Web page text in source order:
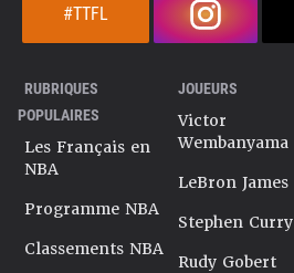
#TTFL
RUBRIQUES
POPULAIRES
Les Français en
NBA
Programme NBA
Classements NBA
JOUEURS
Victor
Wembanyama
LeBron James
Stephen Curry
Rudy Gobert